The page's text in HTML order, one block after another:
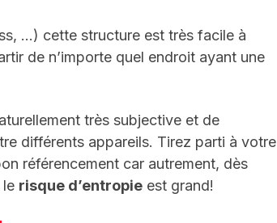
…) cette structure est très facile à
de n’importe quel endroit ayant une
très subjective et de
différents appareils. Tirez parti à votre
référencement car autrement, dès
le risque d’entropie est grand!